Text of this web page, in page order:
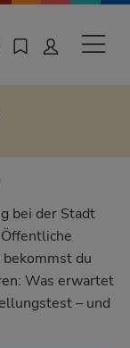
bei der Stadt
du
Was erwartet
– und